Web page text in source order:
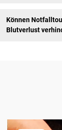
Können
Blutverlust